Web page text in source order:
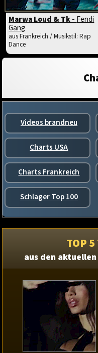
Marwa Loud & Tk -Fendi
Gang
aus Frankreich / Musikstil: Rap
Dance
Videos brandneu
Charts USA
Charts Frankreich
Schlager Top 100
TOP
aus den